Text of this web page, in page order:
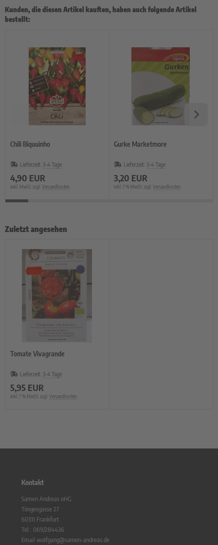
Kunden, die diesen Artikel kauften, haben auch folgende Artikel
bestellt:
Chili Biquuinho
Lieferzeit: 3-4 Tage
4,90 EUR
exkl. MwSt. zzgl. Versandkosten
Gurke Marketmore
Lieferzeit: 3-4 Tage
3,20 EUR
inkl. 7 % MwSt. zzgl. Versandkosten
Zuletzt angesehen
Tomate Vivagrande
Lieferzeit: 3-4 Tage
5,95 EUR
inkl. 7 % MwSt. zzgl. Versandkosten
Kontakt
Samen Andreas oHG
Töngesgasse 27
60311 Frankfurt
Tel.: 069/284436
Email wolfgang@samen-andreas.de